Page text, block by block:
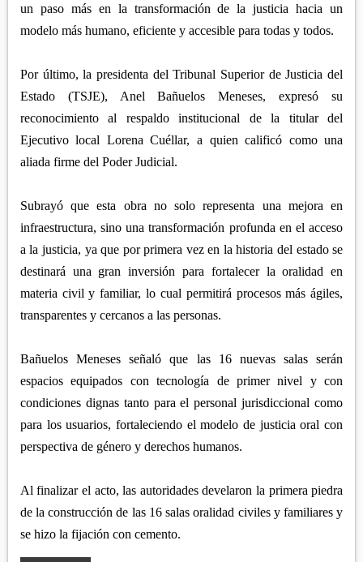
un paso más en la transformación de la justicia hacia un
modelo más humano, eficiente y accesible para todas y todos.
Por último, la presidenta del Tribunal Superior de Justicia del
Estado (TSJE), Anel Bañuelos Meneses, expresó su
reconocimiento al respaldo institucional de la titular del
Ejecutivo local Lorena Cuéllar, a quien calificó como una
aliada firme del Poder Judicial.
Subrayó que esta obra no solo representa una mejora en
infraestructura, sino una transformación profunda en el acceso
a la justicia, ya que por primera vez en la historia del estado se
destinará una gran inversión para fortalecer la oralidad en
materia civil y familiar, lo cual permitirá procesos más ágiles,
transparentes y cercanos a las personas.
Bañuelos Meneses señaló que las 16 nuevas salas serán
espacios equipados con tecnología de primer nivel y con
condiciones dignas tanto para el personal jurisdiccional como
para los usuarios, fortaleciendo el modelo de justicia oral con
perspectiva de género y derechos humanos.
Al finalizar el acto, las autoridades develaron la primera piedra
de la construcción de las 16 salas oralidad civiles y familiares y
se hizo la fijación con cemento.